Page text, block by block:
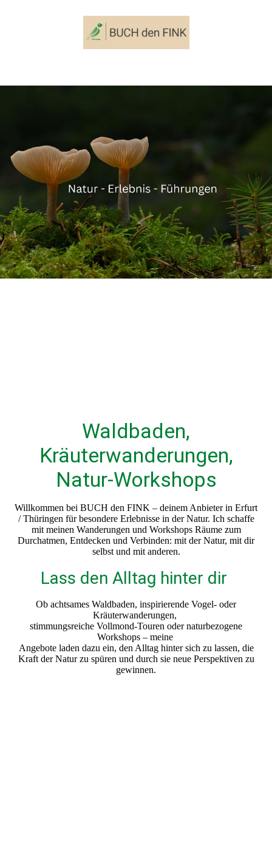
Waldbaden,
Kräuterwanderungen,
Natur-Workshops
Willkommen bei BUCH den FINK – deinem Anbieter in Erfurt
/ Thüringen für besondere Erlebnisse in der Natur. Ich schaffe
mit meinen Wanderungen und Workshops Räume zum
Durchatmen, Entdecken und Verbinden: mit der Natur, mit dir
selbst und mit anderen.
Lass den Alltag hinter dir
Ob achtsames Waldbaden, inspirierende Vogel- oder
Kräuterwanderungen,
stimmungsreiche Vollmond-Touren oder naturbezogene
Workshops – meine
Angebote laden dazu ein, den Alltag hinter sich zu lassen, die
Kraft der Natur zu spüren und durch sie neue Perspektiven zu
gewinnen.